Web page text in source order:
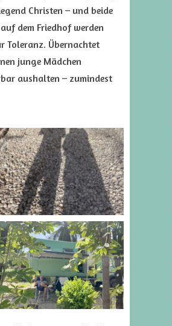
Christen – und beide
dem Friedhof werden
Toleranz. Übernachtet
junge Mädchen
aushalten – zumindest